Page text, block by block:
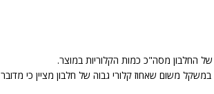
של החלבון מסה"כ כמות הקלוריות במוצר.
משום שאחוז קלורי גבוה של חלבון מציין כי מדובר